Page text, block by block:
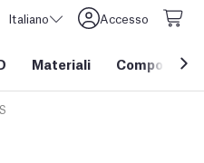
d'America
Italiano Accesso
Materiali Componenti